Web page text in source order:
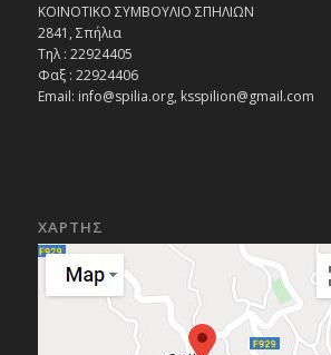
ΚΟΙΝΟΤΙΚΟ ΣΥΜΒΟΥΛΙΟ ΣΠΗΛΙΩΝ
2841, Σπήλια
Τηλ : 22924405
Φαξ : 22924406
Email: info@spilia.org, ksspilion@gmail.com
ΧΑΡΤΗΣ